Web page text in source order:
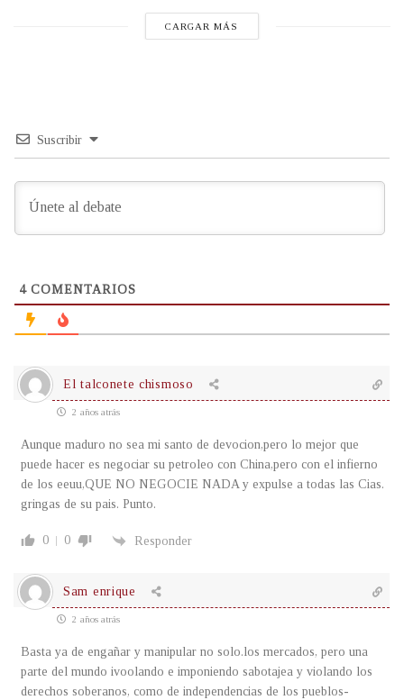
CARGAR MÁS
Suscribir
4COMENTARIOS
El talconete chismoso
2 años atrás
Aunque maduro no sea mi santo de devocion,pero lo mejor que
puede hacer es negociar su petroleo con China,pero con el infierno
de los eeuu,QUE NO NEGOCIE NADA y expulse a todas las Cias.
gringas de su pais. Punto.
0 0 Responder
Sam enrique
2 años atrás
Basta ya de engañar y manipular no solo.los mercados, pero una
parte del mundo ivoolando e imponiendo sabotajea y violando los
derechos soberanos, como de independencias de los pueblos-